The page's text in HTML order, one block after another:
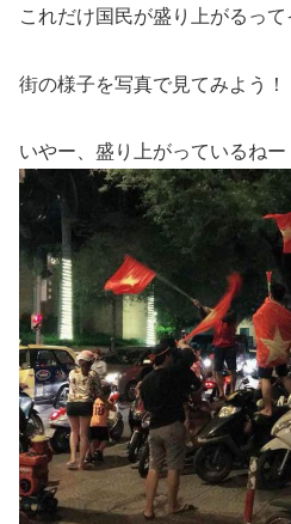
これだけ国民が盛り上がるって
街の様子を写真で見てみよう！
いやー、盛り上がっているねー